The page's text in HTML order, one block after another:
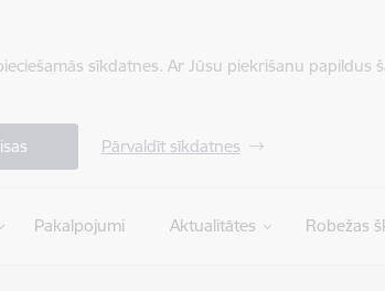
sīkdatnes. Ar Jūsu piekrišanu
Pārvaldīt sīkdatnes
Pakalpojumi Aktualitātes Robežas